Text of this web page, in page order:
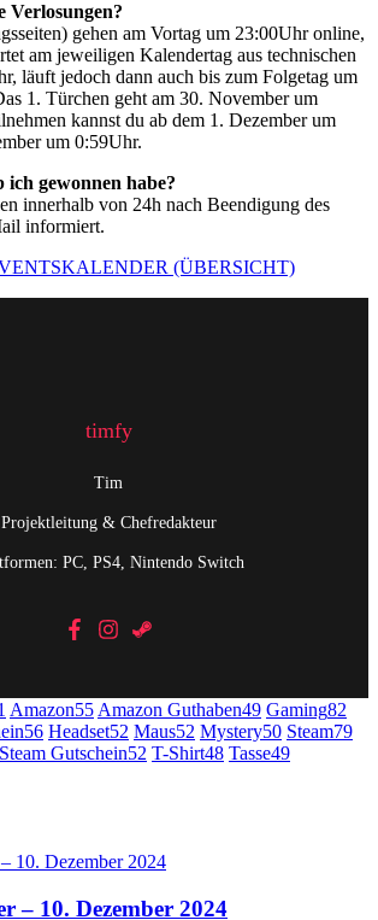
Verlosungen?
gehen am Vortag um 23:00Uhr online,
am jeweiligen Kalendertag aus technischen
läuft jedoch dann auch bis zum Folgetag um
1. Türchen geht am 30. November um
kannst du ab dem 1. Dezember um
um 0:59Uhr.
gewonnen habe?
innerhalb von 24h nach Beendigung des
informiert.
(ÜBERSICHT)
timfy
Tim
Projektleitung & Chefredakteur
PC, PS4, Nintendo Switch
Amazon55Amazon Guthaben49 Gaming82
56 Headset52 Maus52 Mystery50 Steam79
Steam Gutschein52 T-Shirt48 Tasse49
– 10. Dezember 2024